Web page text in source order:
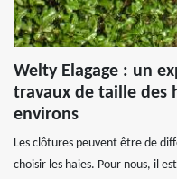
Welty Elagage : un
travaux de taille des
environs
Les clôtures peuvent être de
choisir les haies. Pour nous, il